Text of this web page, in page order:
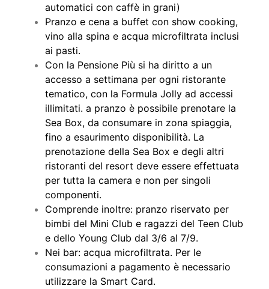
automatici con caffè in grani)
Pranzo e cena a buffet con show cooking,
vino alla spina e acqua microfiltrata inclusi
ai pasti.
Con la Pensione Più si ha diritto a un
accesso a settimana per ogni ristorante
tematico, con la Formula Jolly ad accessi
illimitati. a pranzo è possibile prenotare la
Sea Box, da consumare in zona spiaggia,
fino a esaurimento disponibilità. La
prenotazione della Sea Box e degli altri
ristoranti del resort deve essere effettuata
per tutta la camera e non per singoli
componenti.
Comprende inoltre: pranzo riservato per
bimbi del Mini Club e ragazzi del Teen Club
e dello Young Club dal 3/6 al 7/9.
Nei bar: acqua microfiltrata. Per le
consumazioni a pagamento è necessario
utilizzare la Smart Card.